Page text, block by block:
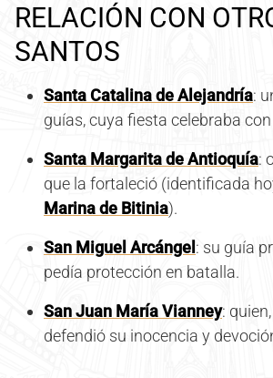
RELACIÓN CON
SANTOS
Santa Catalina de Alejandría:
guías, cuya fiesta celebraba
Santa Margarita de Antioquía:
que la fortaleció (identificada
Marina de Bitinia).
San Miguel Arcángel: su guía
pedía protección en batalla.
San Juan María Vianney:
defendió su inocencia y